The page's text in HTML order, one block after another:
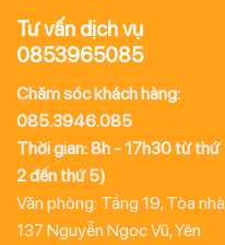
Tư vấn dịch vụ
0853965085
Chăm sóc khách hàng:
085.3946.085
Thời gian: 8h - 17h30 từ thứ
2 đến thứ 5)
Văn phòng: Tầng 19, Tòa nhà
137 Nguyễn Ngọc Vũ, Yên